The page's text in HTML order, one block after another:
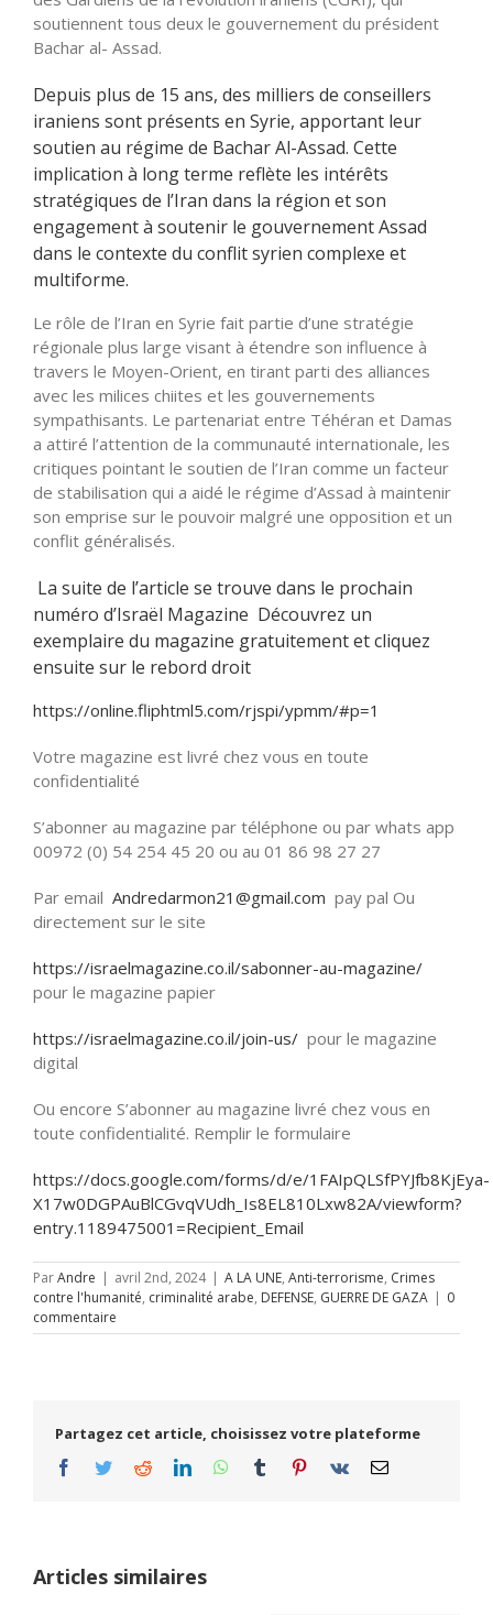
soutiennent tous deux le gouvernement du président
Bachar al- Assad.
Depuis plus de 15 ans, des milliers de conseillers
iraniens sont présents en Syrie, apportant leur
soutien au régime de Bachar Al-Assad. Cette
implication à long terme reflète les intérêts
stratégiques de l’Iran dans la région et son
engagement à soutenir le gouvernement Assad
dans le contexte du conflit syrien complexe et
multiforme.
Le rôle de l’Iran en Syrie fait partie d’une stratégie
régionale plus large visant à étendre son influence à
travers le Moyen-Orient, en tirant parti des alliances
avec les milices chiites et les gouvernements
sympathisants. Le partenariat entre Téhéran et Damas
a attiré l’attention de la communauté internationale, les
critiques pointant le soutien de l’Iran comme un facteur
de stabilisation qui a aidé le régime d’Assad à maintenir
son emprise sur le pouvoir malgré une opposition et un
conflit généralisés.
La suite de l’article se trouve dans le prochain
numéro d’Israël Magazine Découvrez un
exemplaire du magazine gratuitement et cliquez
ensuite sur le rebord droit
https://online.fliphtml5.com/rjspi/ypmm/#p=1
Votre magazine est livré chez vous en toute
confidentialité
S’abonner au magazine par téléphone ou par whats app
00972 (0) 54 254 45 20 ou au 01 86 98 27 27
Par email Andredarmon21@gmail.com pay pal Ou
directement sur le site
https://israelmagazine.co.il/sabonner-au-magazine/
pour le magazine papier
https://israelmagazine.co.il/join-us/ pour le magazine
digital
Ou encore S’abonner au magazine livré chez vous en
toute confidentialité. Remplir le formulaire
https://docs.google.com/forms/d/e/1FAIpQLSfPYJfb8KjEya-
X17w0DGPAuBlCGvqVUdh_Is8EL810Lxw82A/viewform?
entry.1189475001=Recipient_Email
ParAndre | avril 2nd, 2024 | A LA UNE, Anti-terrorisme, Crimes
contre l'humanité, criminalité arabe, DEFENSE, GUERRE DE GAZA | 0
commentaire
Partagez cet article, choisissez votre plateforme
Facebook
TwitterRedditLinkedInWhatsApp
Tumblr Pinterest
Vk Email
Articles similaires